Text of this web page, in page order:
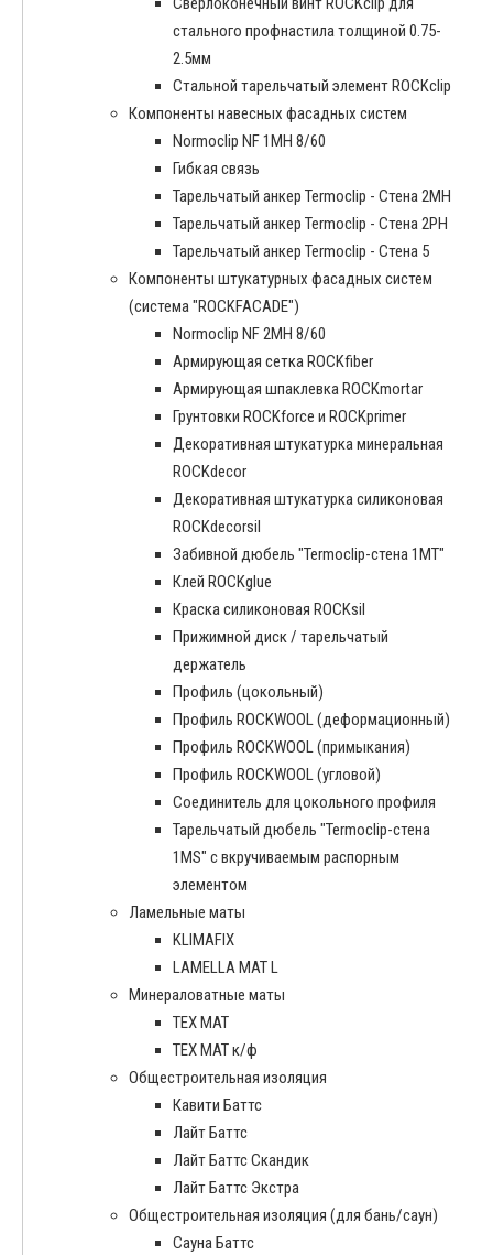
стального профнастила толщиной 0.75-
2.5мм
Стальной тарельчатый элемент ROCKclip
Компоненты навесных фасадных систем
Normoclip NF 1MH 8/60
Гибкая связь
Тарельчатый анкер Termoclip - Стена 2MH
Тарельчатый анкер Termoclip - Стена 2PH
Тарельчатый анкер Termoclip - Стена 5
Компоненты штукатурных фасадных систем
(система "ROCKFACADE")
Normoclip NF 2MH 8/60
Армирующая сетка ROCKfiber
Армирующая шпаклевка ROCKmortar
Грунтовки ROCKforce и ROCKprimer
Декоративная штукатурка минеральная
ROCKdecor
Декоративная штукатурка силиконовая
ROCKdecorsil
Забивной дюбель "Termoclip-стена 1MT"
Клей ROCKglue
Краска силиконовая ROCKsil
Прижимной диск / тарельчатый
держатель
Профиль (цокольный)
Профиль ROCKWOOL (деформационный)
Профиль ROCKWOOL (примыкания)
Профиль ROCKWOOL (угловой)
Соединитель для цокольного профиля
Тарельчатый дюбель "Termoclip-стена
1MS" с вкручиваемым распорным
элементом
Ламельные маты
KLIMAFIX
LAMELLA MAT L
Минераловатные маты
ТЕХ МАТ
ТЕХ МАТ к/ф
Общестроительная изоляция
Кавити Баттс
Лайт Баттс
Лайт Баттс Скандик
Лайт Баттс Экстра
Общестроительная изоляция (для бань/саун)
Сауна Баттс